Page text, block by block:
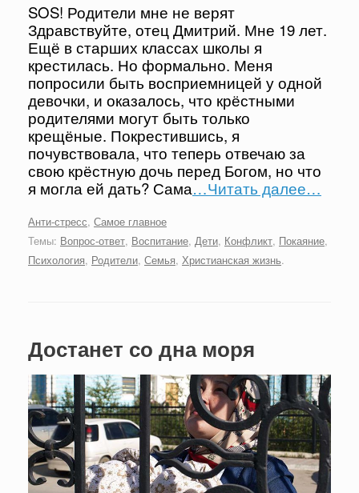
SOS! Родители мне не верят
Здравствуйте, отец Дмитрий. Мне 19 лет.
Ещё в старших классах школы я
крестилась. Но формально. Меня
попросили быть восприемницей у одной
девочки, и оказалось, что крёстными
родителями могут быть только
крещёные. Покрестившись, я
почувствовала, что теперь отвечаю за
свою крёстную дочь перед Богом, но что
я могла ей дать? Сама…Читать далее…
Анти-стресс, Самое главное
Темы: Вопрос-ответ, Воспитание, Дети, Конфликт, Покаяние,
Психология, Родители, Семья, Христианская жизнь.
Достанет со дна моря